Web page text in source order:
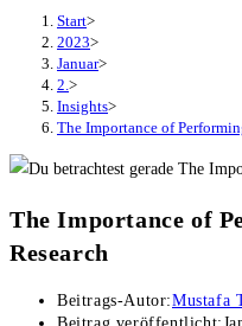
Start>
2023>
Januar>
2. >
Insights>
The Importance of
The Importance of
Research
Beitrags-Autor:Mustafa